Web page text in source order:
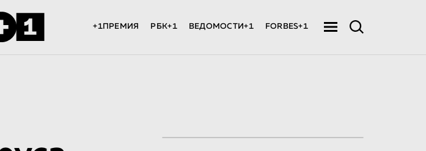
+1ПРЕМИЯ РБК+1 ВЕДОМОСТИ+1 FORBES+1